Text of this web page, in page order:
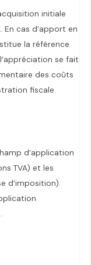
initiale
cas d’apport en
la référence
se fait
des coûts
fiscale.
d’application
TVA) et les
d’imposition).